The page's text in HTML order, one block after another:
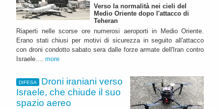
Verso la normalità nei cieli del
Medio Oriente dopo l'attacco di
Teheran
Riaperti nelle scorse ore numerosi aeroporti in Medio Oriente.
Erano stati chiusi per motivi di sicurezza in seguito all'attacco
con droni condotto sabato sera dalle forze armate dell'Iran contro
Israele.... more
DIFESA
Droni iraniani verso
Israele, che chiude il suo
spazio aereo